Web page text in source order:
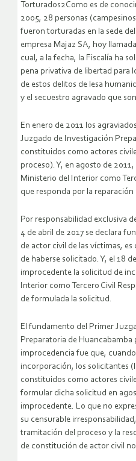
Torturados2Como es de
2005, 28 personas
fueron torturadas en la sede
empresa Majaz SA, hoy
cual, a la fecha, la Fiscalía ha
pena privativa de libertad para
de estos delitos de lesa
y el secuestro agravado que
En enero de 2011 los
Juzgado de Investigación
constituidos como actores
proceso). Y, en agosto de
Ministerio del Interior como
que responda por la reparación
Por responsabilidad exclusiva
4 de abril de 2017 se declara
de actor civil de las víctimas, es
de haberse solicitado. Y, el 18
improcedente la solicitud de
Interior como Tercero Civil
de formulada la solicitud.
El fundamento del Primer
Preparatoria de Huancabamba
improcedencia fue que,
incorporación, los solicitantes
constituidos como actores
formular dicha solicitud en
improcedente. Lo que no
su censurable
tramitación del proceso y la
de constitución de actor civil